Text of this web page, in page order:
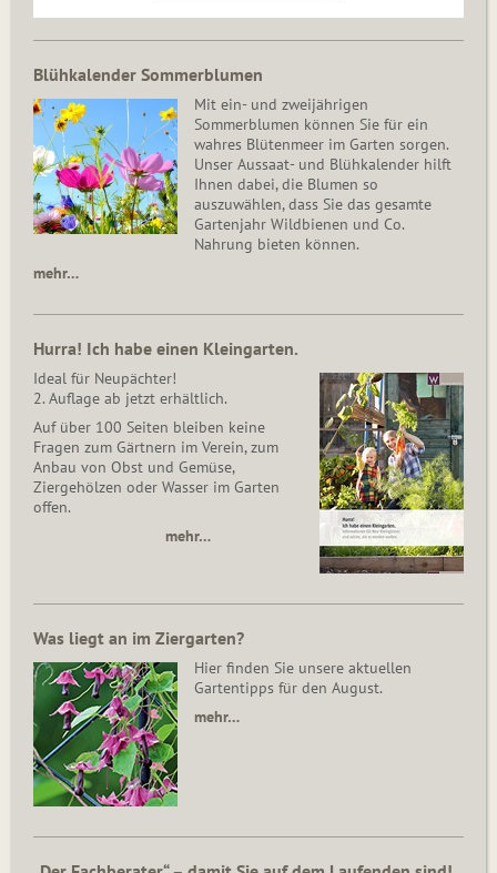
Blühkalender Sommerblumen
Mit ein- und zweijährigen
Sommerblumen können Sie für ein
wahres Blütenmeer im Garten sorgen.
Unser Aussaat- und Blühkalender hilft
Ihnen dabei, die Blumen so
auszuwählen, dass Sie das gesamte
Gartenjahr Wildbienen und Co.
Nahrung bieten können.
mehr…
Hurra! Ich habe einen Kleingarten.
Ideal für Neupächter!
2. Auflage ab jetzt erhältlich.
Auf über 100 Seiten bleiben keine
Fragen zum Gärtnern im Verein, zum
Anbau von Obst und Gemüse,
Ziergehölzen oder Wasser im Garten
offen.
mehr…
Was liegt an im Ziergarten?
Hier finden Sie unsere aktuellen
Gartentipps für den August.
mehr…